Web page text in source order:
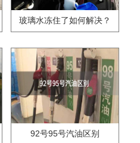
玻璃水冻住了如何解决？
92号95号汽油区别